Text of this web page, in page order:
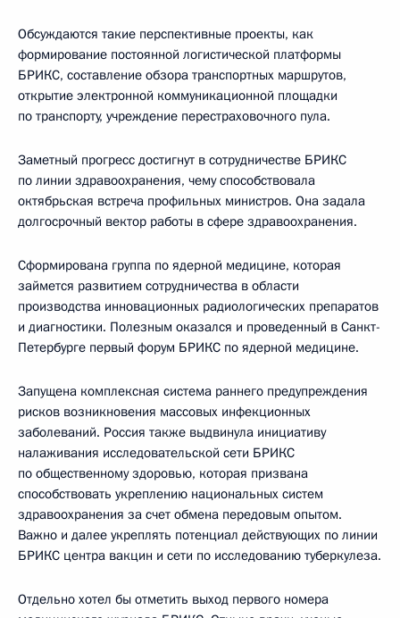
Обсуждаются такие перспективные проекты, как
формирование постоянной логистической платформы
БРИКС, составление обзора транспортных маршрутов,
открытие электронной коммуникационной площадки
по транспорту, учреждение перестраховочного пула.
Заметный прогресс достигнут в сотрудничестве БРИКС
по линии здравоохранения, чему способствовала
октябрьская встреча профильных министров. Она задала
долгосрочный вектор работы в сфере здравоохранения.
Сформирована группа по ядерной медицине, которая
займется развитием сотрудничества в области
производства инновационных радиологических препаратов
и диагностики. Полезным оказался и проведенный в Санкт-
Петербурге первый форум БРИКС по ядерной медицине.
Запущена комплексная система раннего предупреждения
рисков возникновения массовых инфекционных
заболеваний. Россия также выдвинула инициативу
налаживания исследовательской сети БРИКС
по общественному здоровью, которая призвана
способствовать укреплению национальных систем
здравоохранения за счет обмена передовым опытом.
Важно и далее укреплять потенциал действующих по линии
БРИКС центра вакцин и сети по исследованию туберкулеза.
Отдельно хотел бы отметить выход первого номера